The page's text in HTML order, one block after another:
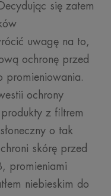
się zatem
uwagę na to,
ochronę przed
promieniowania.
ochrony
z filtrem
o tak
skórę przed
promieniami
niebieskim do